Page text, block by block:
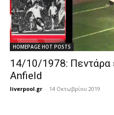
HOMEPAGE HOT POSTS
14/10/1978: Πεντάρα
Anfield
liverpool.gr - 14 Οκτωβρίου 2019